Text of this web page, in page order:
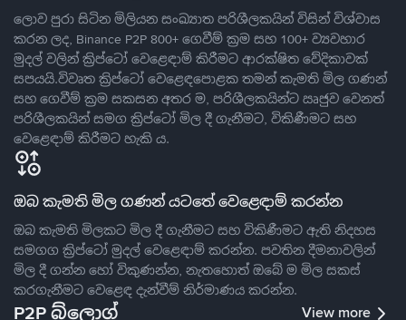
ලොව පුරා සිටින මිලියන සංඛ්‍යාත පරිශීලකයින් විසින් විශ්වාස
කරන ලද, Binance P2P 800+ ගෙවීම් ක්‍රම සහ 100+ ව්‍යවහාර
මුදල් වලින් ක්‍රිප්ටෝ වෙළෙඳාම් කිරීමට ආරක්ෂිත වේදිකාවක්
සපයයි.විවෘත ක්‍රිප්ටෝ වෙළෙඳපොළක තමන් කැමති මිල ගණන්
සහ ගෙවීම් ක්‍රම සකසන අතර ම, පරිශීලකයින්ට ඍජුව වෙනත්
පරිශීලකයින් සමග ක්‍රිප්ටෝ මිල දී ගැනීමට, විකිණීමට සහ
වෙළෙඳාම් කිරීමට හැකි ය.
ඔබ කැමති මිල ගණන් යටතේ වෙළෙඳාම් කරන්න
ඔබ කැමති මිලකට මිල දී ගැනීමට සහ විකිණීමට ඇති නිදහස
සමගග ක්‍රිප්ටෝ මුදල් වෙළෙඳාම් කරන්න. පවතින දීමනාවලින්
මිල දී ගන්න හෝ විකුණන්න, නැතහොත් ඔබේ ම මිල සකස්
කරගැනීමට වෙළෙඳ දැන්වීම් නිර්මාණය කරන්න.
P2P බ්ලොග් View more